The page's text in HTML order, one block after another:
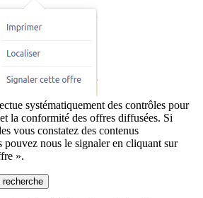
systématiquement des contrôles pour
la conformité des offres diffusées. Si
vous constatez des contenus
pouvez nous le signaler en cliquant sur
».